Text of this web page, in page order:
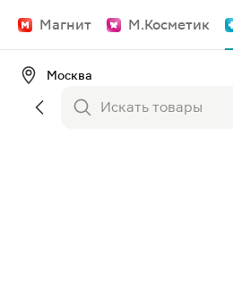
Магнит М.Косметик
Москва